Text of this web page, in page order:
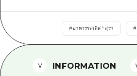
ฮิโรชิม่า ฟรี Wi-Fi
TRAVELPAL
# อาหารรสเลิศ * สุรา #
INFORMATION